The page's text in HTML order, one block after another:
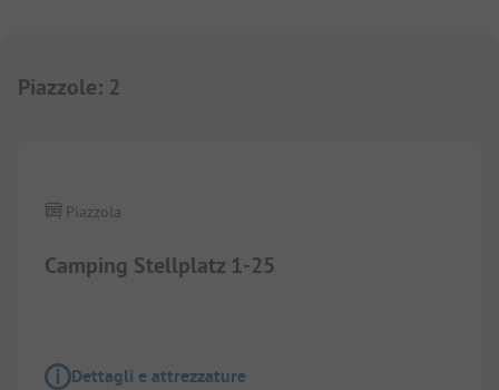
Piazzole: 2
Camping Stellplatz 1-25
Piazzola
Dettagli e attrezzature